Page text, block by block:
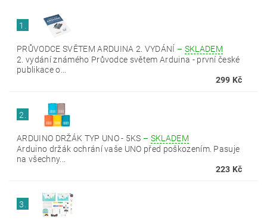
1.
PRŮVODCE SVĚTEM ARDUINA 2. VYDÁNÍ – SKLADEM
2. vydání známého Průvodce světem Arduina - první české
publikace o...
299 Kč
2.
ARDUINO DRŽÁK TYP UNO - 5KS – SKLADEM
Arduino držák ochrání vaše UNO před poškozením. Pasuje
na všechny...
223 Kč
3.